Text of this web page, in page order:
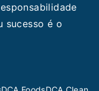
sucesso é o